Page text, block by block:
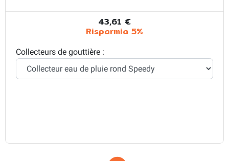
43,61 €
Risparmia 5%
Collecteurs de gouttière :